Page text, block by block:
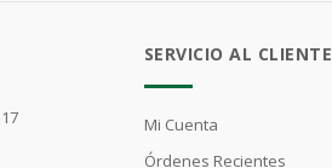
SERVICIO AL CLIENTE
Mi Cuenta
Órdenes Recientes